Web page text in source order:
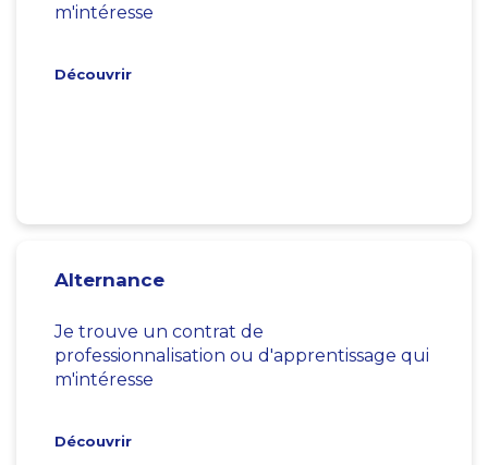
m'intéresse
Découvrir
Alternance
Je trouve un contrat de
professionnalisation ou d'apprentissage qui
m'intéresse
Découvrir